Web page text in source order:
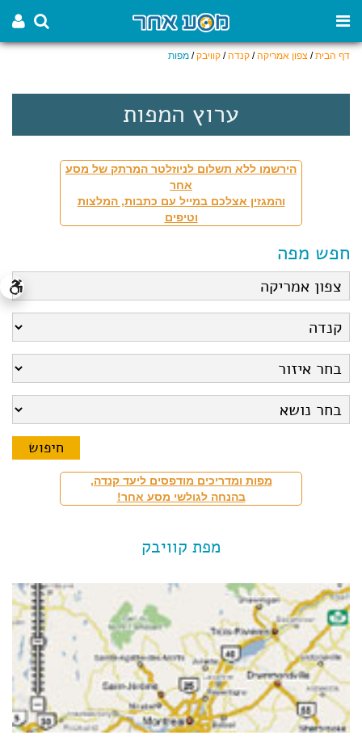
דף הבית/ צפון אמריקה/ קנדה/ קוויבק/ מפות
ערוץ המפות
הירשמו ללא תשלום לניוזלטר המרתק של מסע
אחר
והמגזין אצלכם במייל עם כתבות, המלצות
וטיפים
חפש מפה
מפות ומדריכים מודפסים ליעד קנדה,
בהנחה לגולשי מסע אחר!
מפת קוויבק